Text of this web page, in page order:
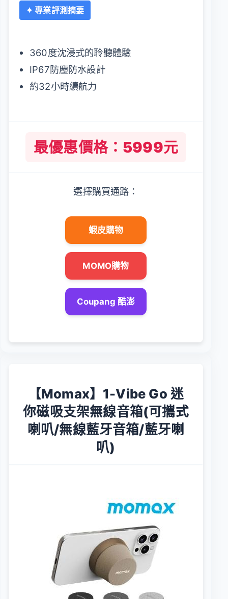
✦ 專業評測摘要
360度沈浸式的聆聽體驗
IP67防塵防水設計
約32小時續航力
最優惠價格：5999元
選擇購買通路：
蝦皮購物
MOMO購物
Coupang 酷澎
【Momax】1-Vibe Go 迷
你磁吸支架無線音箱(可攜式
喇叭/無線藍牙音箱/藍牙喇
叭)